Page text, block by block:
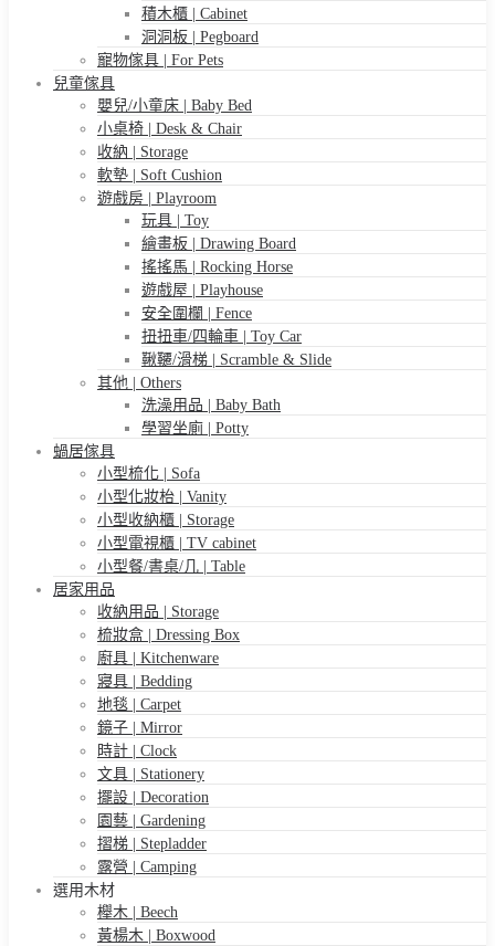
積木櫃 | Cabinet
洞洞板 | Pegboard
寵物傢具 | For Pets
兒童傢具
嬰兒/小童床 | Baby Bed
小桌椅 | Desk & Chair
收納 | Storage
軟墊 | Soft Cushion
遊戲房 | Playroom
玩具 | Toy
繪畫板 | Drawing Board
搖搖馬 | Rocking Horse
遊戲屋 | Playhouse
安全圍欄 | Fence
扭扭車/四輪車 | Toy Car
鞦韆/滑梯 | Scramble & Slide
其他 | Others
洗澡用品 | Baby Bath
學習坐廁 | Potty
蝸居傢具
小型梳化 | Sofa
小型化妝枱 | Vanity
小型收納櫃 | Storage
小型電視櫃 | TV cabinet
小型餐/書桌/几 | Table
居家用品
收納用品 | Storage
梳妝盒 | Dressing Box
廚具 | Kitchenware
寢具 | Bedding
地毯 | Carpet
鏡子 | Mirror
時計 | Clock
文具 | Stationery
擺設 | Decoration
園藝 | Gardening
摺梯 | Stepladder
露營 | Camping
選用木材
櫸木 | Beech
黃楊木 | Boxwood